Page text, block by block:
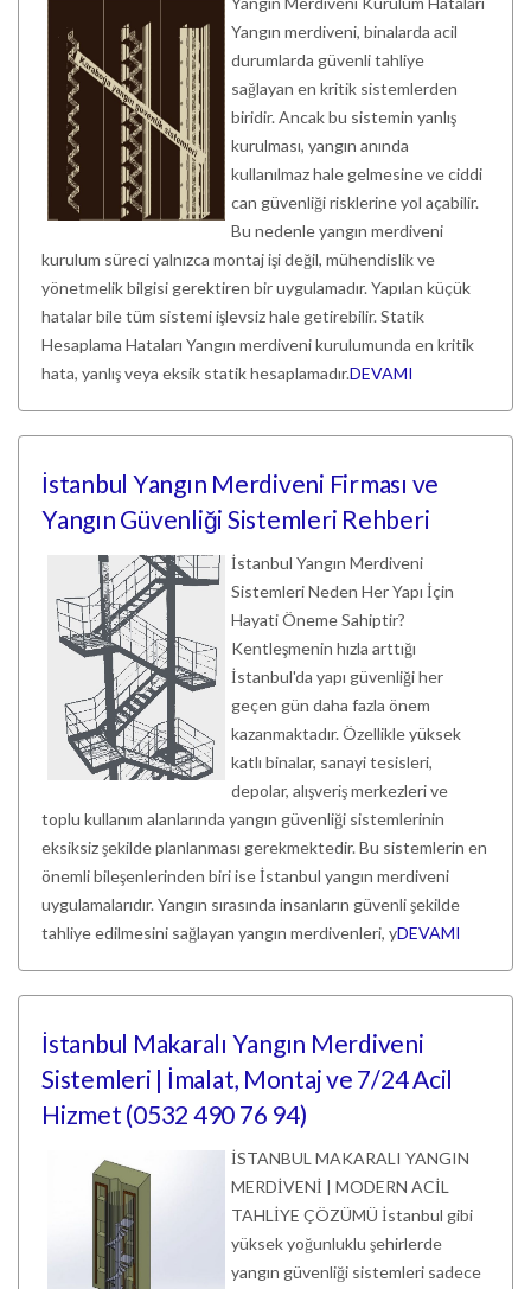
Yangın merdiveni, binalarda acil
durumlarda güvenli tahliye
sağlayan en kritik sistemlerden
biridir. Ancak bu sistemin yanlış
kurulması, yangın anında
kullanılmaz hale gelmesine ve ciddi
can güvenliği risklerine yol açabilir.
Bu nedenle yangın merdiveni
kurulum süreci yalnızca montaj işi değil, mühendislik ve
yönetmelik bilgisi gerektiren bir uygulamadır. Yapılan küçük
hatalar bile tüm sistemi işlevsiz hale getirebilir. Statik
Hesaplama Hataları Yangın merdiveni kurulumunda en kritik
hata, yanlış veya eksik statik hesaplamadır.DEVAMI
İstanbul Yangın Merdiveni Firması ve
Yangın Güvenliği Sistemleri Rehberi
İstanbul Yangın Merdiveni
Sistemleri Neden Her Yapı İçin
Hayati Öneme Sahiptir?
Kentleşmenin hızla arttığı
İstanbul'da yapı güvenliği her
geçen gün daha fazla önem
kazanmaktadır. Özellikle yüksek
katlı binalar, sanayi tesisleri,
depolar, alışveriş merkezleri ve
toplu kullanım alanlarında yangın güvenliği sistemlerinin
eksiksiz şekilde planlanması gerekmektedir. Bu sistemlerin en
önemli bileşenlerinden biri ise İstanbul yangın merdiveni
uygulamalarıdır. Yangın sırasında insanların güvenli şekilde
tahliye edilmesini sağlayan yangın merdivenleri, yDEVAMI
İstanbul Makaralı Yangın Merdiveni
Sistemleri | İmalat, Montaj ve 7/24 Acil
Hizmet (0532 490 76 94)
İSTANBUL MAKARALI YANGIN
MERDİVENİ | MODERN ACİL
TAHLİYE ÇÖZÜMÜ İstanbul gibi
yüksek yoğunluklu şehirlerde
yangın güvenliği sistemleri sadece